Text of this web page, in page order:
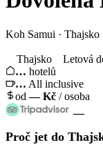
Koh Samui · Thajsko
Thajsko Letová
… hotelů
… All inclusive
od—Kč / osoba
—
Proč jet do